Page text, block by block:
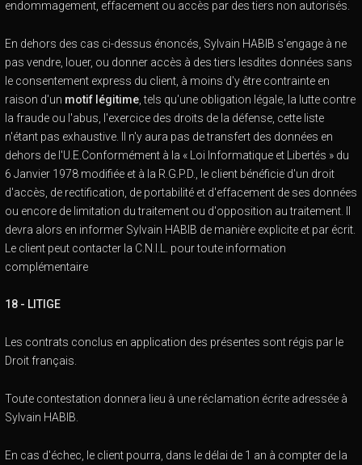
endommagement, effacement ou accès par des tiers non autorisés.
En dehors des cas ci-dessus énoncés, Sylvain HABIB s'engage à ne
pas vendre, louer, ou donner accès à des tiers lesdites données sans
le consentement express du client, à moins d'y être contrainte en
raison d'un motif légitime , tels qu'une obligation légale, la lutte contre
la fraude ou l'abus, l'exercice des droits de la défense, cette liste
n'étant pas exhaustive. Il n'y aura pas de transfert des données en
dehors de l'U.E.Conformément à la « Loi Informatique et Libertés » du
6 Janvier 1978 modifiée et à la R.G.P.D., le client bénéficie d'un droit
d'accès, de rectification, de portabilité et d'effacement de ses données
ou encore de limitation du traitement ou d'opposition au traitement. Il
devra alors en informer Sylvain HABIB de manière explicite et par écrit.
Le client peut contacter la C.N.I.L. pour toute information
complémentaire
18 - LITIGE
Les contrats conclus en application des présentes sont régis par le
Droit français.
Toute contestation donnera lieu à une réclamation écrite adressée à
Sylvain HABIB.
En cas d'échec, le client pourra, dans le délai de 1 an à compter de la